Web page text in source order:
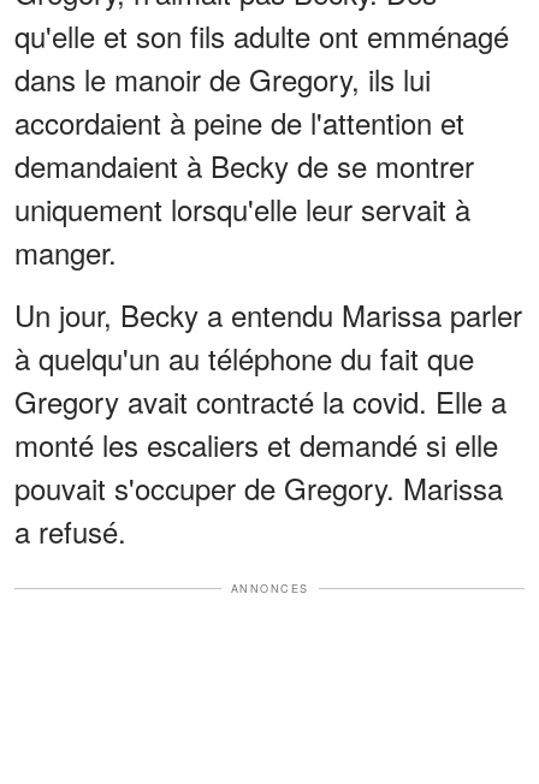
qu'elle et son fils adulte ont emménagé
dans le manoir de Gregory, ils lui
accordaient à peine de l'attention et
demandaient à Becky de se montrer
uniquement lorsqu'elle leur servait à
manger.
Un jour, Becky a entendu Marissa parler
à quelqu'un au téléphone du fait que
Gregory avait contracté la covid. Elle a
monté les escaliers et demandé si elle
pouvait s'occuper de Gregory. Marissa
a refusé.
ANNONCES